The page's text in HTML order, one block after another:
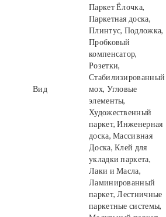
Вид
Паркет Ёлочка,
Паркетная доска,
Плинтус, Подложка,
Пробковый
компенсатор,
Розетки,
Стабилизированный
мох, Угловые
элементы,
Художественный
паркет, Инженерная
доска, Массивная
Доска, Клей для
укладки паркета,
Лаки и Масла,
Ламинированный
паркет, Лестничные
паркетные системы,